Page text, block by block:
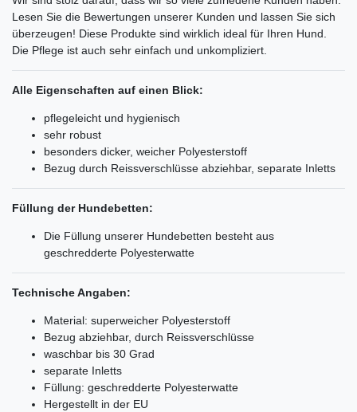
Lesen Sie die Bewertungen unserer Kunden und lassen Sie sich
überzeugen! Diese Produkte sind wirklich ideal für Ihren Hund.
Die Pflege ist auch sehr einfach und unkompliziert.
Alle Eigenschaften auf einen Blick:
pflegeleicht und hygienisch
sehr robust
besonders dicker, weicher Polyesterstoff
Bezug durch Reissverschlüsse abziehbar, separate Inletts
Füllung der Hundebetten:
Die Füllung unserer Hundebetten besteht aus
geschredderte Polyesterwatte
Technische Angaben:
Material: superweicher Polyesterstoff
Bezug abziehbar, durch Reissverschlüsse
waschbar bis 30 Grad
separate Inletts
Füllung: geschredderte Polyesterwatte
Hergestellt in der EU